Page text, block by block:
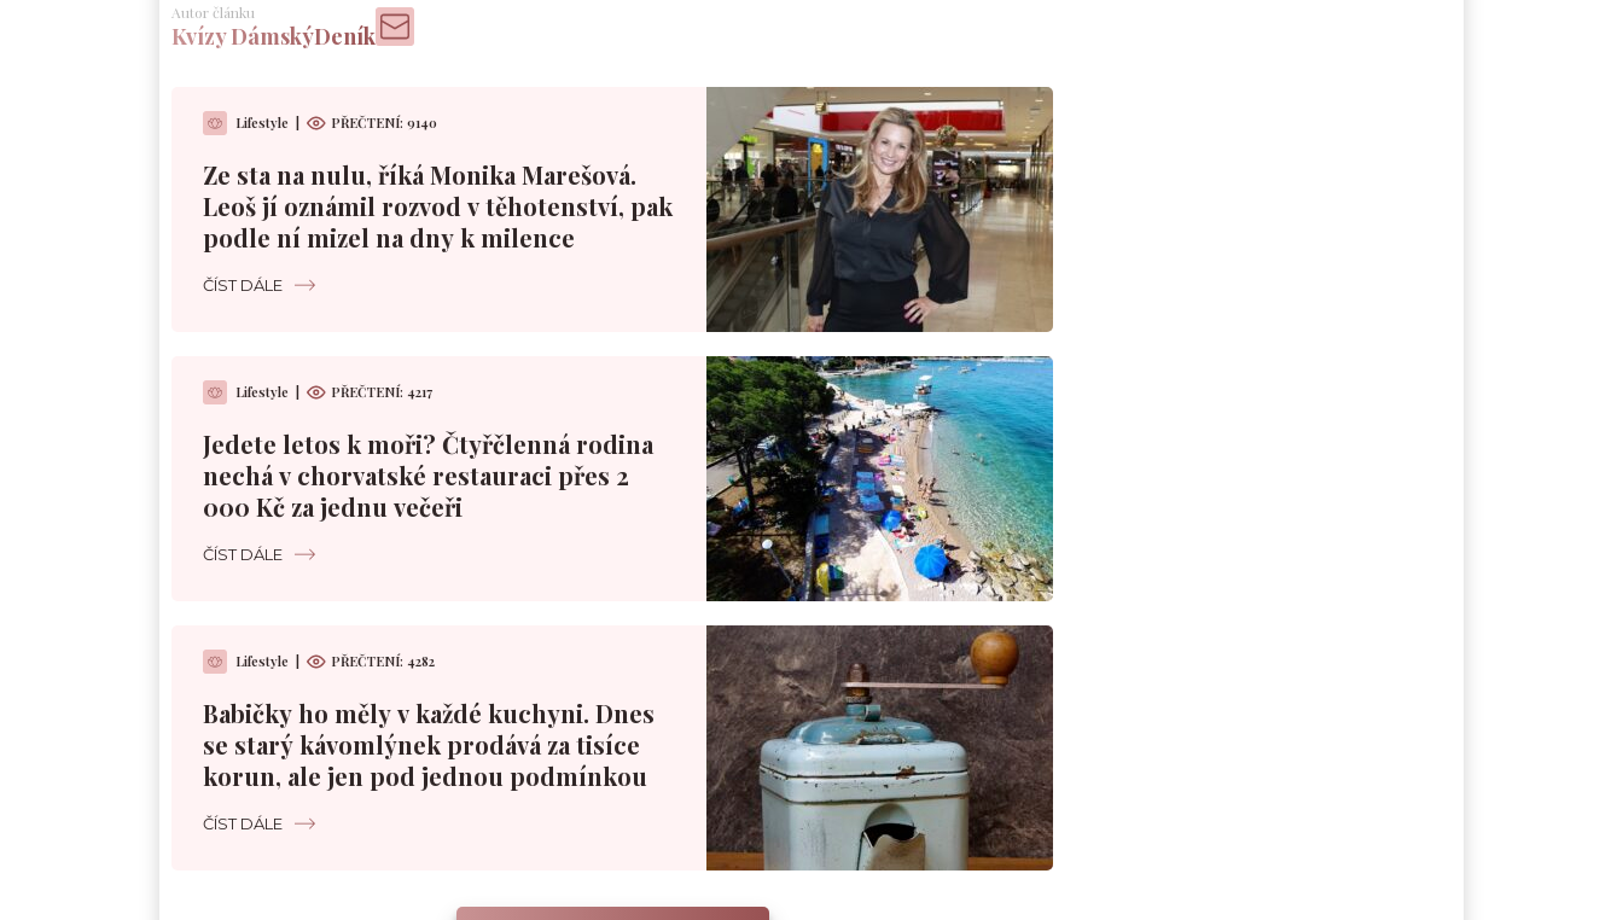
Autor článku
Kvízy DámskýDeník
Lifestyle PŘEČTENÍ: 9140
Ze sta na nulu, říká Monika Marešová.
Leoš jí oznámil rozvod v těhotenství, pak
podle ní mizel na dny k milence
ČÍST DÁLE
Lifestyle PŘEČTENÍ: 4217
Jedete letos k moři? Čtyřčlenná rodina
nechá v chorvatské restauraci přes 2
000 Kč za jednu večeři
ČÍST DÁLE
Lifestyle PŘEČTENÍ: 4282
Babičky ho měly v každé kuchyni. Dnes
se starý kávomlýnek prodává za tisíce
korun, ale jen pod jednou podmínkou
ČÍST DÁLE